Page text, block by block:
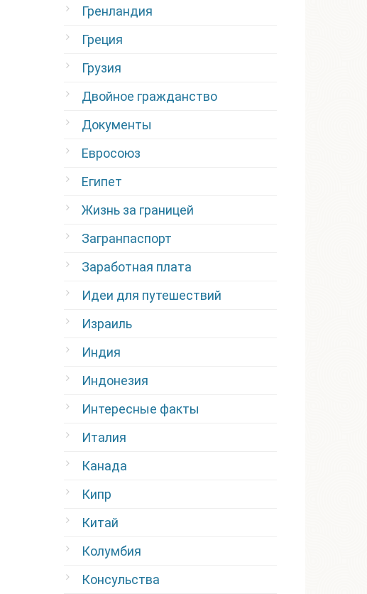
Гренландия
Греция
Грузия
Двойное гражданство
Документы
Евросоюз
Египет
Жизнь за границей
Загранпаспорт
Заработная плата
Идеи для путешествий
Израиль
Индия
Индонезия
Интересные факты
Италия
Канада
Кипр
Китай
Колумбия
Консульства